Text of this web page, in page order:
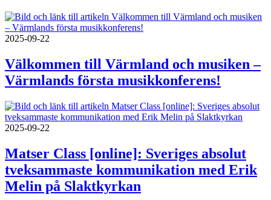
2025-09-22
Välkommen till Värmland och musiken –
Värmlands första musikkonferens!
2025-09-22
Matser Class [online]: Sveriges absolut
tveksammaste kommunikation med Erik
Melin på Slaktkyrkan